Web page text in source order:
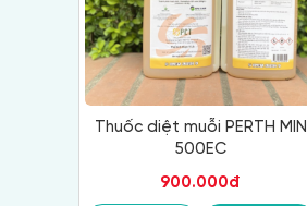
Thuốc diệt muỗi PERTH MIN
500EC
900.000đ